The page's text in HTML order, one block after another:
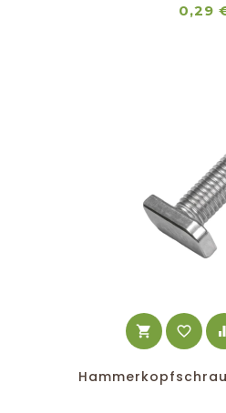
0,29
shopping_cart favorite_border